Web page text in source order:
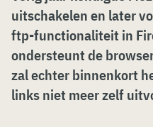
uitschakelen en later
ftp-functionaliteit in
ondersteunt de
zal echter binnenkort
links niet meer zelf